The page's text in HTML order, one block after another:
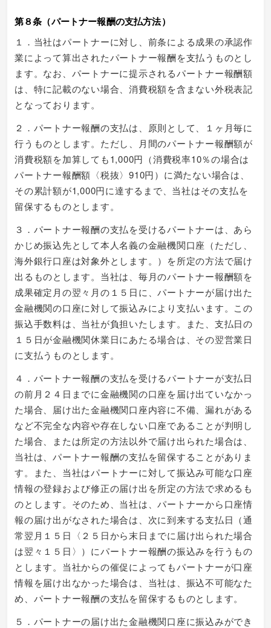
第８条（パートナー報酬の支払方法）
１．当社はパートナーに対し、前条による成果の承認作
業によって算出されたパートナー報酬を支払うものとし
ます。なお、パートナーに提示されるパートナー報酬額
は、特に記載のない場合、消費税額を含まない外税表記
となっております。
２．パートナー報酬の支払は、原則として、１ヶ月毎に
行うものとします。ただし、月間のパートナー報酬額が
消費税額を加算しても1,000円（消費税率10％の場合は
パートナー報酬額〈税抜〉910円）に満たない場合は、
その累計額が1,000円に達するまで、当社はその支払を
留保するものとします。
３．パートナー報酬の支払を受けるパートナーは、あら
かじめ振込先として本人名義の金融機関口座（ただし、
海外銀行口座は対象外とします。）を所定の方法で届け
出るものとします。当社は、毎月のパートナー報酬額を
成果確定月の翌々月の１５日に、パートナーが届け出た
金融機関の口座に対して振込みにより支払います。この
振込手数料は、当社が負担いたします。また、支払日の
１５日が金融機関休業日にあたる場合は、その翌営業日
に支払うものとします。
４．パートナー報酬の支払を受けるパートナーが支払日
の前月２４日までに金融機関の口座を届け出ていなかっ
た場合、届け出た金融機関口座内容に不備、漏れがある
など不完全な内容や存在しない口座であることが判明し
た場合、または所定の方法以外で届け出られた場合は、
当社は、パートナー報酬の支払を留保することがありま
す。また、当社はパートナーに対して振込み可能な口座
情報の登録および修正の届け出を所定の方法で求めるも
のとします。そのため、当社は、パートナーから口座情
報の届け出がなされた場合は、次に到来する支払日（通
常翌月１５日〈２５日から末日までに届け出られた場合
は翌々１５日〉）にパートナー報酬の振込みを行うもの
とします。当社からの催促によってもパートナーが口座
情報を届け出なかった場合は、当社は、振込不可能なた
め、パートナー報酬の支払を留保するものとします。
５．パートナーの届け出た金融機関口座に振込みができ